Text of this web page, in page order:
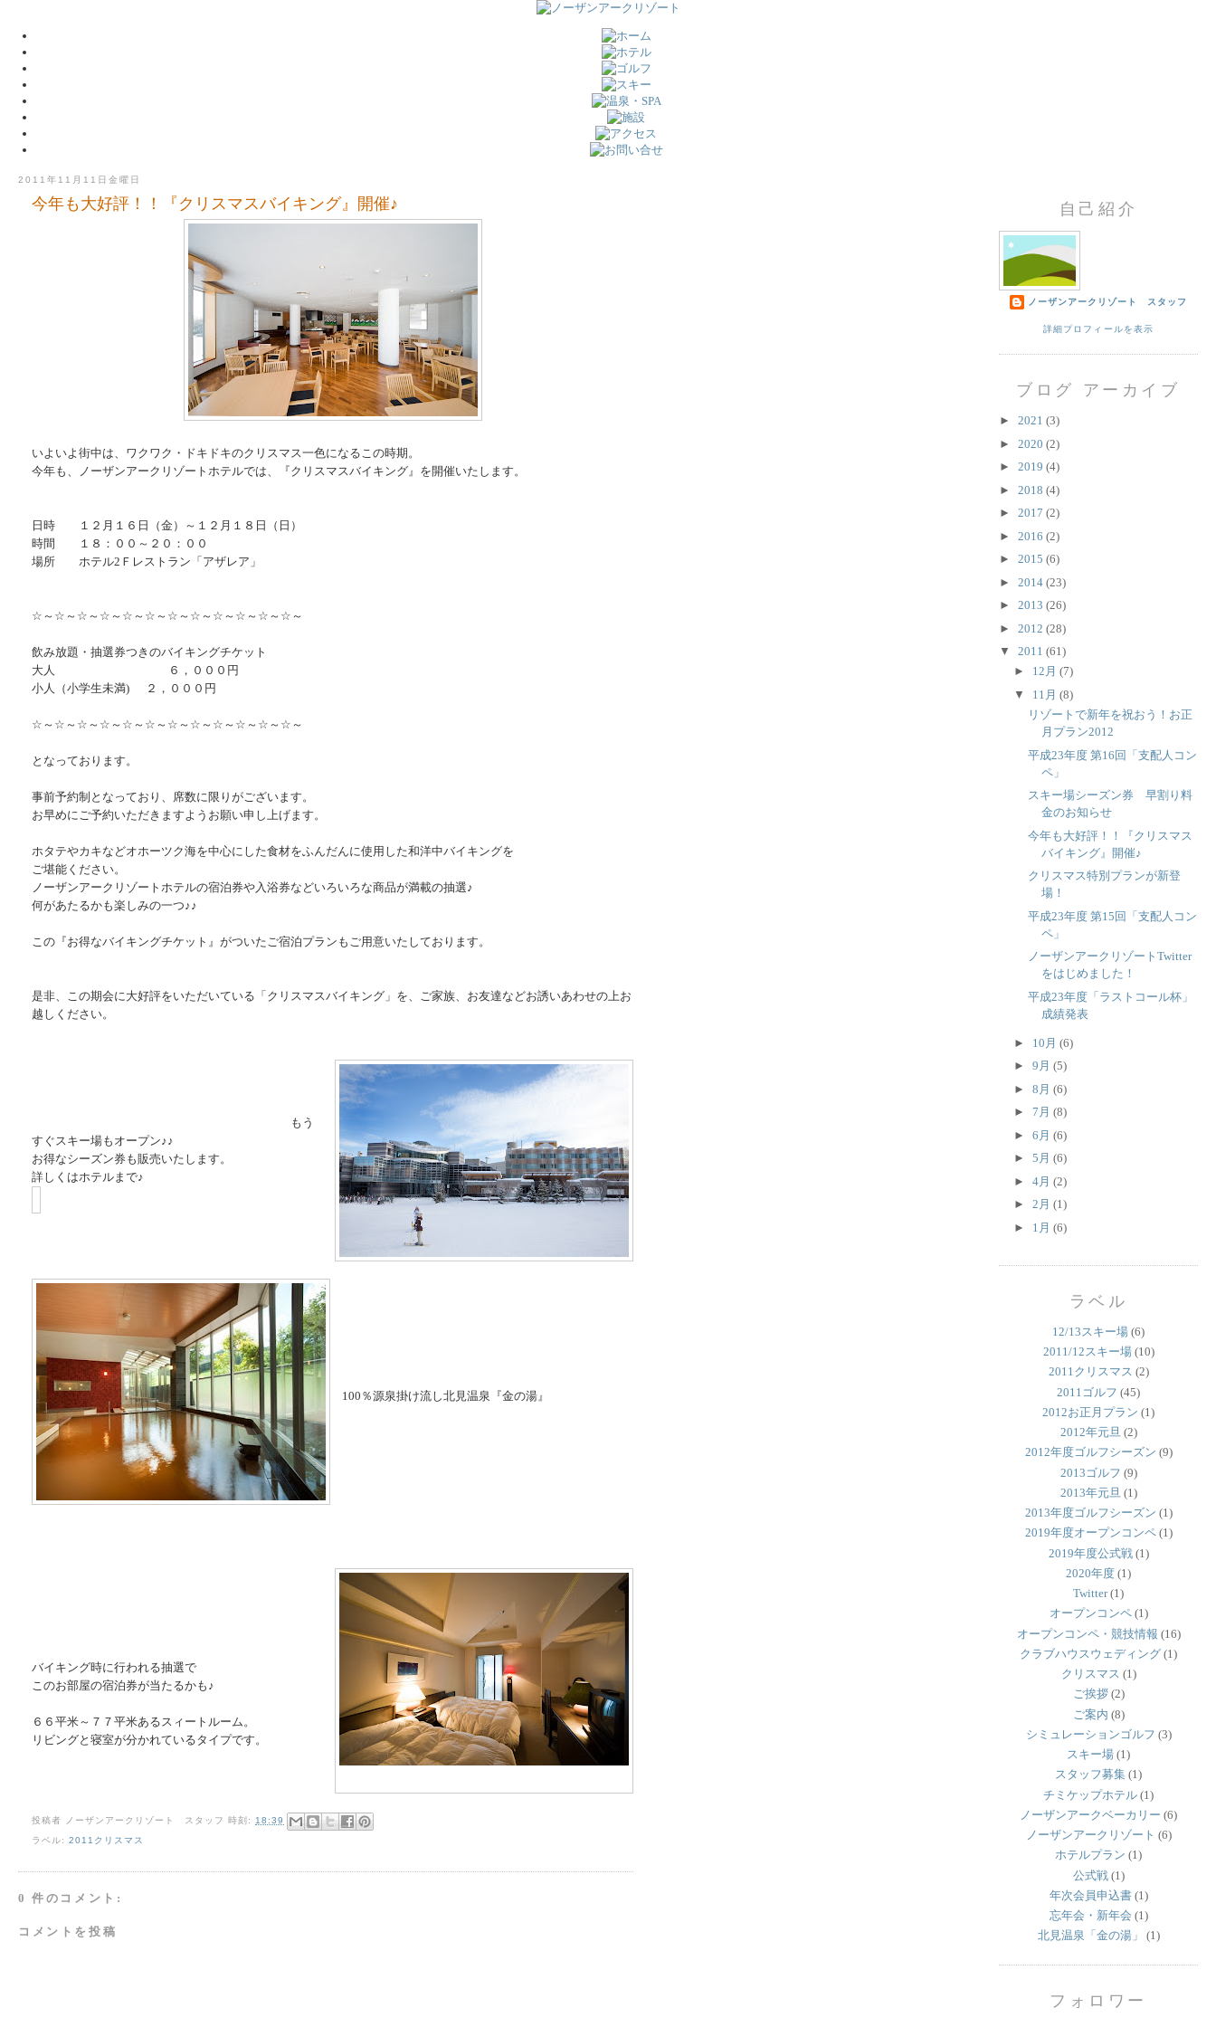
自己紹介
ノーザンアークリゾート スタッフ
詳細プロフィールを表示
ブログ アーカイブ
► 2021 (3)
► 2020 (2)
► 2019 (4)
► 2018 (4)
► 2017 (2)
► 2016 (2)
► 2015 (6)
► 2014 (23)
► 2013 (26)
► 2012 (28)
▼ 2011 (61)
► 12月 (7)
▼ 11月 (8)
リゾートで新年を祝おう！お正
月プラン2012
平成23年度 第16回「支配人コン
ペ」
スキー場シーズン券 早割り料
金のお知らせ
今年も大好評！！『クリスマス
バイキング』開催♪
クリスマス特別プランが新登
場！
平成23年度 第15回「支配人コン
ペ」
ノーザンアークリゾートTwitter
をはじめました！
平成23年度「ラストコール杯」
成績発表
► 10月 (6)
► 9月 (5)
► 8月 (6)
► 7月 (8)
► 6月 (6)
► 5月 (6)
► 4月 (2)
► 2月 (1)
► 1月 (6)
ラベル
12/13スキー場 (6)
2011/12スキー場 (10)
2011クリスマス (2)
2011ゴルフ (45)
2012お正月プラン (1)
2012年元旦 (2)
2012年度ゴルフシーズン (9)
2013ゴルフ (9)
2013年元旦 (1)
2013年度ゴルフシーズン (1)
2019年度オープンコンペ (1)
2019年度公式戦 (1)
2020年度 (1)
Twitter (1)
オープンコンペ (1)
オープンコンペ・競技情報 (16)
クラブハウスウェディング (1)
クリスマス (1)
ご挨拶 (2)
ご案内 (8)
シミュレーションゴルフ (3)
スキー場 (1)
スタッフ募集 (1)
チミケップホテル (1)
ノーザンアークベーカリー (6)
ノーザンアークリゾート (6)
ホテルプラン (1)
公式戦 (1)
年次会員申込書 (1)
忘年会・新年会 (1)
北見温泉「金の湯」
(1)
フォロワー
2011年11月11日金曜日
今年も大好評！！『クリスマスバイキング』開催♪
いよいよ街中は、ワクワク・ドキドキのクリスマス一色になるこの時期。
今年も、ノーザンアークリゾートホテルでは、『クリスマスバイキング』を開催いたします。
日時 １２月１６日（金）～１２月１８日（日）
時間 １８：００～２０：００
場所 ホテル2Ｆレストラン「アザレア」
☆～☆～☆～☆～☆～☆～☆～☆～☆～☆～☆～☆～
飲み放題・抽選券つきのバイキングチケット
大人 ６，０００円
小人（小学生未満) ２，０００円
☆～☆～☆～☆～☆～☆～☆～☆～☆～☆～☆～☆～
となっております。
事前予約制となっており、席数に限りがございます。
お早めにご予約いただきますようお願い申し上げます。
ホタテやカキなどオホーツク海を中心にした食材をふんだんに使用した和洋中バイキングを
ご堪能ください。
ノーザンアークリゾートホテルの宿泊券や入浴券などいろいろな商品が満載の抽選♪
何があたるかも楽しみの一つ♪♪
この『お得なバイキングチケット』がついたご宿泊プランもご用意いたしております。
是非、この期会に大好評をいただいている「クリスマスバイキング」を、ご家族、お友達などお誘いあわせの上お
越しください。
もう
すぐスキー場もオープン♪♪
お得なシーズン券も販売いたします。
詳しくはホテルまで♪
100％源泉掛け流し北見温泉『金の湯』
バイキング時に行われる抽選で
このお部屋の宿泊券が当たるかも♪
６６平米～７７平米あるスィートルーム。
リビングと寝室が分かれているタイプです。
投稿者 ノーザンアークリゾート スタッフ 時刻:18:39
ラベル:2011クリスマス
0 件のコメント:
コメントを投稿